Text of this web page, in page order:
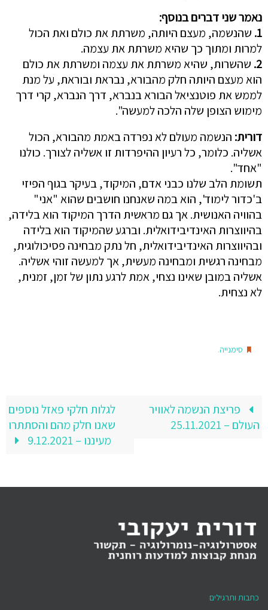
נאמר שני דברים בנוסף:
1. שהנשמה, מעצם היותה, משרתת את כולם ואת הכול
למרות ומתוך כך שהיא משרתת את עצמה.
2. שהשרות, שהיא משרתת את עצמה ומשרתת את כולם
הוא מעצם היותה חלק מהבורא, נבראת ובוראת, על מנת
לממש את פוטנציאל הבורא בנברא, דרך הנברא, קרי דרך
מימוש הצופן שלה הלכה למעשה".
דורית: הנשמה מעולם לא נפרדה באמת מהבורא, הכול
אשליה. כלומר, כל רעיון ההיפרדות זו אשליה לצורך. כולנו
"אחד".
תשומת הלב שלנו כבני אדם, המיקוד, בעיקר בגוף הפיזי
ב'כדור לימוד', הוא במה שאנחנו חושבים שהוא "אני"
בהוויה האנושית. אך גם מראשית הדרך המיקוד הוא בלידה,
בהיווצרות האינדיבידואלית. וברגע שהמיקוד הוא בלידה
ובהיווצרות האינדיבידואלית, חל נתק מבחינה פסיכולוגית,
מבחינה רגשית ומבחינה מעשית, אך למעשה זוהי אשליה.
אשליה במובן שאינו נצחי, אמת לרגע נתון של זמן, זמנית,
לא נצחית.
סימנייה.
פריצת הנשמה לאוויר
העולם – 25.11.2021
לגלות חלקי פאזל נוספים
שאנו חלק מהם והסתתרו
מעיננו – 9.12.2021
כתבות ותרגילים